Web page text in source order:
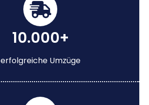
10.000+
erfolgreiche Umzüge